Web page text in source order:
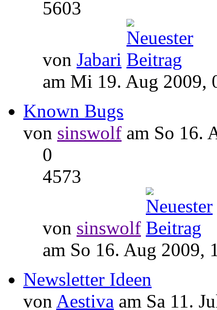
5603
von Jabari
am Mi 19. Aug 2009,
Known Bugs
von sinswolf am So 16.
0
4573
von sinswolf
am So 16. Aug 2009,
Newsletter Ideen
von Aestiva am Sa 11.